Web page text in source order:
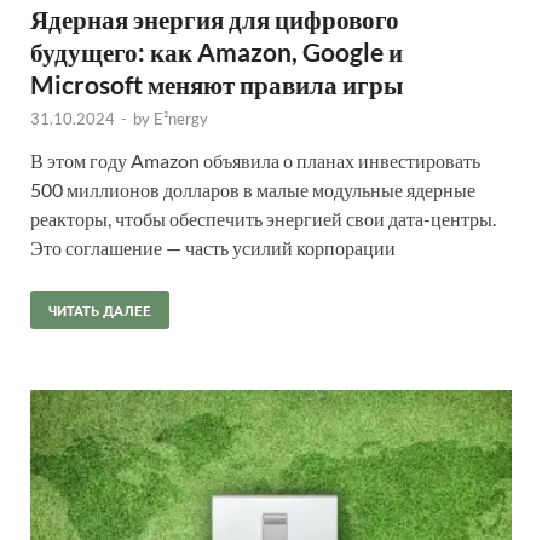
Ядерная энергия для цифрового
будущего: как Amazon, Google и
Microsoft меняют правила игры
31.10.2024 - by E²nergy
В этом году Amazon объявила о планах инвестировать
500 миллионов долларов в малые модульные ядерные
реакторы, чтобы обеспечить энергией свои дата-центры.
Это соглашение — часть усилий корпорации
ЧИТАТЬ ДАЛЕЕ